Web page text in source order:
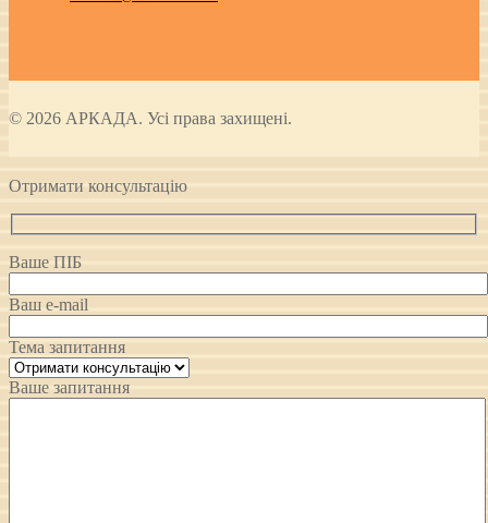
© 2026 АРКАДА. Усі права захищені.
Отримати консультацію
Ваше ПІБ
Ваш e-mail
Тема запитання
Ваше запитання